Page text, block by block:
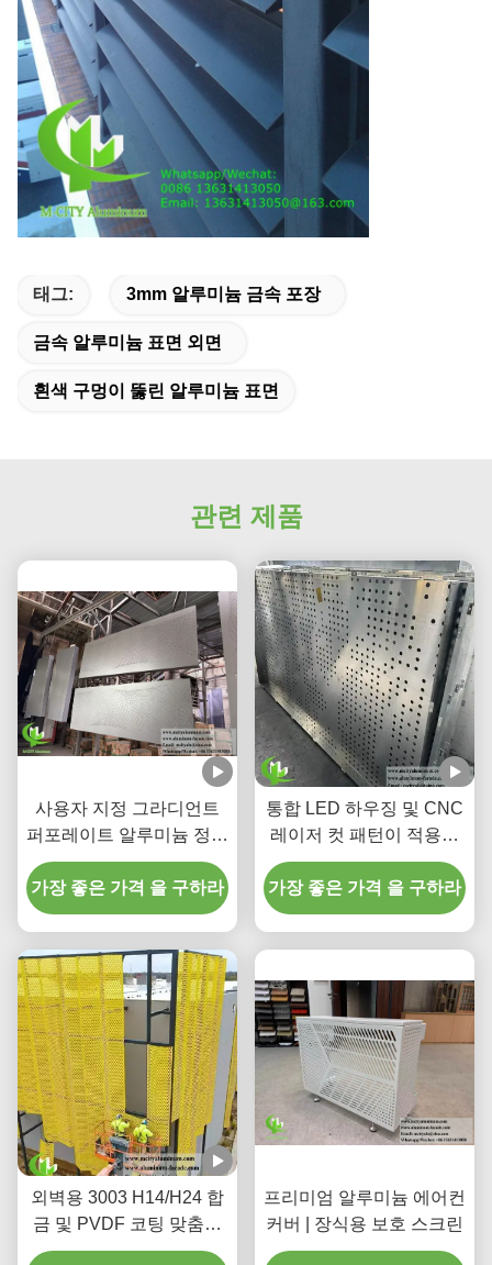
태그: 3mm 알루미늄 금속 포장
금속 알루미늄 표면 외면
흰색 구멍이 뚫린 알루미늄 표면
관련 제품
사용자 지정 그라디언트
퍼포레이트 알루미늄 정면
클래딩 및 스크린 패널
가장 좋은 가격 을 구하라
통합 LED 하우징 및 CNC
레이저 컷 패턴이 적용된
맞춤형 천공 백라이트 알
루미늄 천장 시스템
가장 좋은 가격 을 구하라
외벽용 3003 H14/H24 합
금 및 PVDF 코팅 맞춤형
CNC 천공 알루미늄 클래
프리미엄 알루미늄 에어컨
커버 | 장식용 보호 스크린